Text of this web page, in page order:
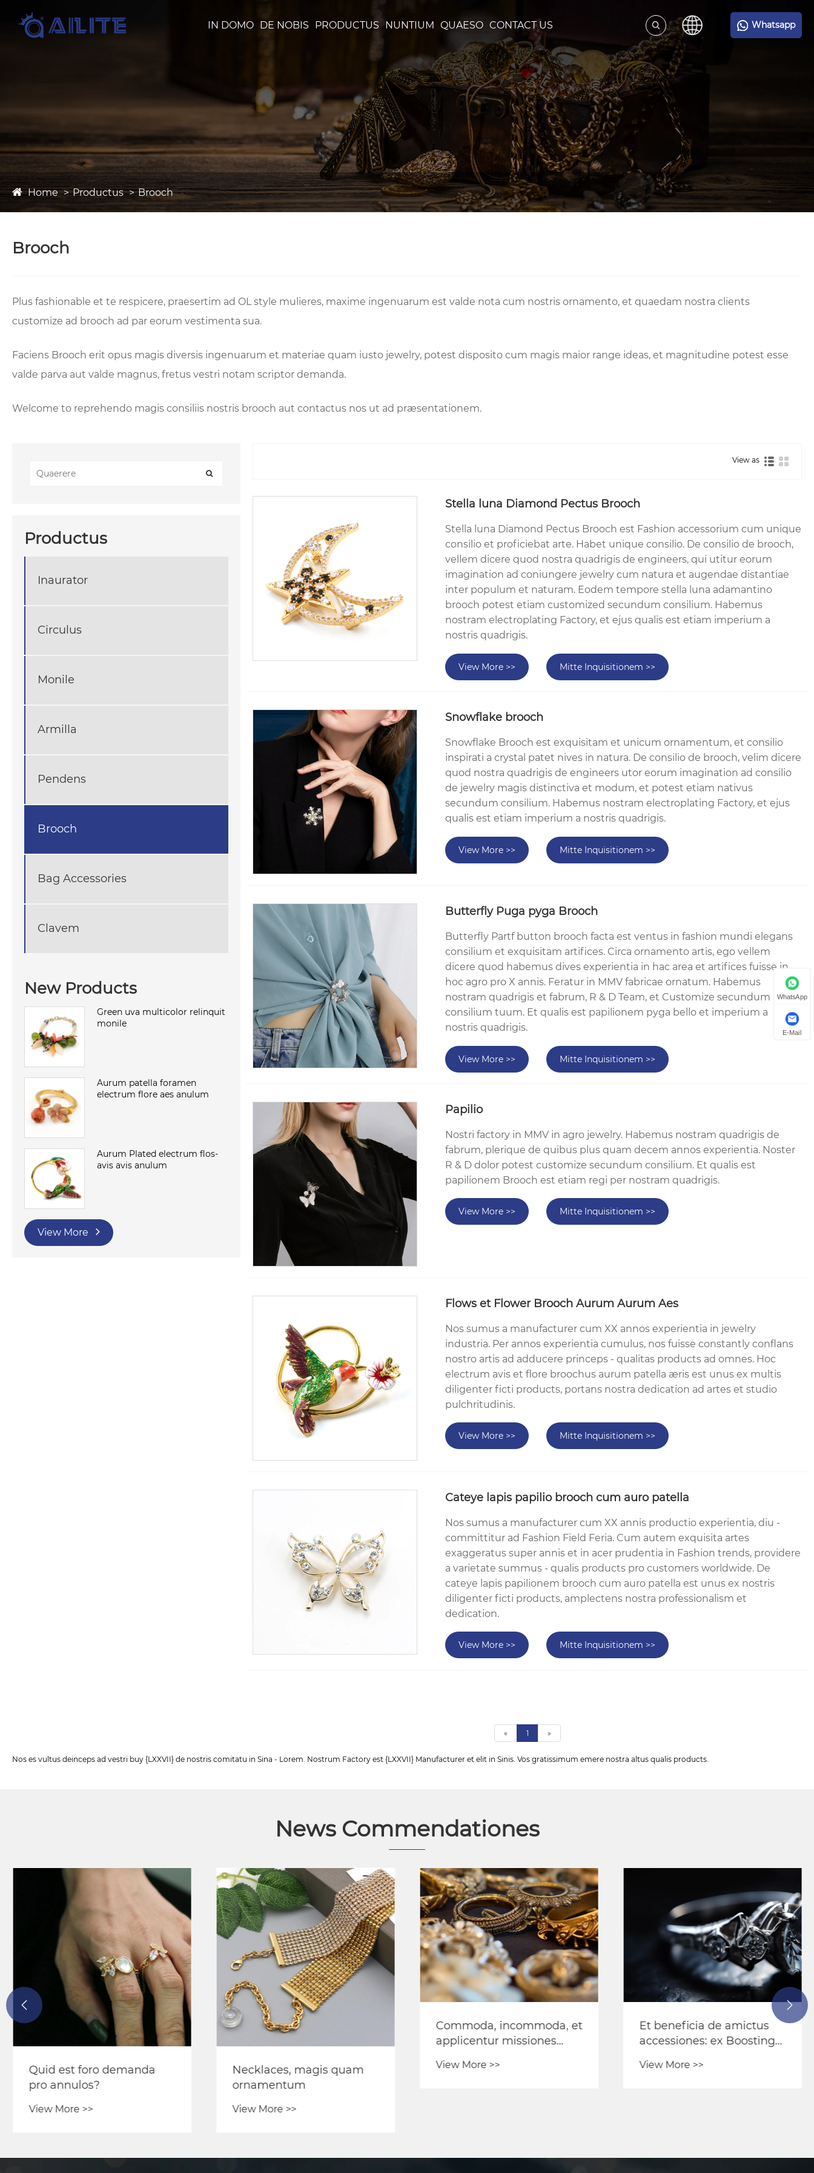
IN DOMO DE NOBIS PRODUCTUS NUNTIUM QUAESO CONTACT US Whatsapp
Home Productus Brooch
Brooch
Plus fashionable et te respicere, praesertim ad OL style mulieres, maxime ingenuarum est valde nota cum nostris ornamento, et quaedam nostra clients
customize ad brooch ad par eorum vestimenta sua.
Faciens Brooch erit opus magis diversis ingenuarum et materiae quam iusto jewelry, potest disposito cum magis maior range ideas, et magnitudine potest esse
valde parva aut valde magnus, fretus vestri notam scriptor demanda.
Welcome to reprehendo magis consiliis nostris brooch aut contactus nos ut ad præsentationem.
Productus
Inaurator
Circulus
Monile
Armilla
Pendens
Brooch
Bag Accessories
Clavem
New Products
Green uva multicolor relinquit
monile
Aurum patella foramen
electrum flore aes anulum
Aurum Plated electrum flos-
avis avis anulum
View More
View as
Stella luna Diamond Pectus Brooch
Stella luna Diamond Pectus Brooch est Fashion accessorium cum unique
consilio et proficiebat arte. Habet unique consilio. De consilio de brooch,
vellem dicere quod nostra quadrigis de engineers, qui utitur eorum
imagination ad coniungere jewelry cum natura et augendae distantiae
inter populum et naturam. Eodem tempore stella luna adamantino
brooch potest etiam customized secundum consilium. Habemus
nostram electroplating Factory, et ejus qualis est etiam imperium a
nostris quadrigis.
View More >> Mitte Inquisitionem >>
Snowflake brooch
Snowflake Brooch est exquisitam et unicum ornamentum, et consilio
inspirati a crystal patet nives in natura. De consilio de brooch, velim dicere
quod nostra quadrigis de engineers utor eorum imagination ad consilio
de jewelry magis distinctiva et modum, et potest etiam nativus
secundum consilium. Habemus nostram electroplating Factory, et ejus
qualis est etiam imperium a nostris quadrigis.
View More >> Mitte Inquisitionem >>
Butterfly Puga pyga Brooch
Butterfly Partf button brooch facta est ventus in fashion mundi elegans
consilium et exquisitam artifices. Circa ornamento artis, ego vellem
dicere quod habemus dives experientia in hac area et artifices fuisse in
hoc agro pro X annis. Feratur in MMV fabricae ornatum. Habemus
nostram quadrigis et fabrum, R & D Team, et Customize secundum
consilium tuum. Et qualis est papilionem pyga bello et imperium a
nostris quadrigis.
View More >> Mitte Inquisitionem >>
Papilio
Nostri factory in MMV in agro jewelry. Habemus nostram quadrigis de
fabrum, plerique de quibus plus quam decem annos experientia. Noster
R & D dolor potest customize secundum consilium. Et qualis est
papilionem Brooch est etiam regi per nostram quadrigis.
View More >> Mitte Inquisitionem >>
Flows et Flower Brooch Aurum Aurum Aes
Nos sumus a manufacturer cum XX annos experientia in jewelry
industria. Per annos experientia cumulus, nos fuisse constantly conflans
nostro artis ad adducere princeps - qualitas products ad omnes. Hoc
electrum avis et flore broochus aurum patella æris est unus ex multis
diligenter ficti products, portans nostra dedication ad artes et studio
pulchritudinis.
View More >> Mitte Inquisitionem >>
Cateye lapis papilio brooch cum auro patella
Nos sumus a manufacturer cum XX annis productio experientia, diu -
committitur ad Fashion Field Feria. Cum autem exquisita artes
exaggeratus super annis et in acer prudentia in Fashion trends, providere
a varietate summus - qualis products pro customers worldwide. De
cateye lapis papilionem brooch cum auro patella est unus ex nostris
diligenter ficti products, amplectens nostra professionalism et
dedication.
View More >> Mitte Inquisitionem >>
« 1 »
Nos es vultus deinceps ad vestri buy {LXXVII} de nostris comitatu in Sina - Lorem. Nostrum Factory est {LXXVII} Manufacturer et elit in Sinis. Vos gratissimum emere nostra altus qualis products.
News Commendationes
Quid est foro demanda
pro annulos?
View More >>
Necklaces, magis quam
ornamentum
View More >>
Commoda, incommoda, et
applicentur missiones
View More >>
Et beneficia de amictus
accessiones: ex Boosting
View More >>
 
WhatsApp
E-Mail